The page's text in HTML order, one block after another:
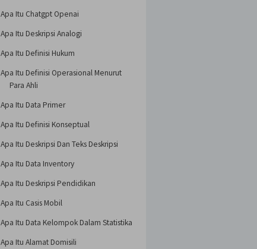
Apa Itu Chatgpt Openai
Apa Itu Deskripsi Analogi
Apa Itu Definisi Hukum
Apa Itu Definisi Operasional Menurut
Para Ahli
Apa Itu Data Primer
Apa Itu Definisi Konseptual
Apa Itu Deskripsi Dan Teks Deskripsi
Apa Itu Data Inventory
Apa Itu Deskripsi Pendidikan
Apa Itu Casis Mobil
Apa Itu Data Kelompok Dalam Statistika
Apa Itu Alamat Domisili